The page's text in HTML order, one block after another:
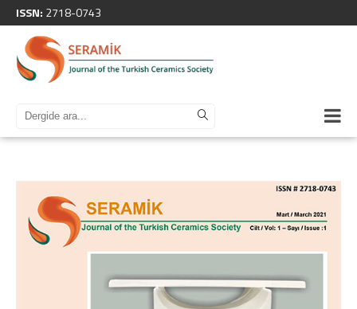
ISSN: 2718-0743